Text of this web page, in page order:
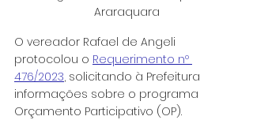
Araraquara
O vereador Rafael de Angeli
protocolou o Requerimento nº
476/2023, solicitando à Prefeitura
informações sobre o programa
Orçamento Participativo (OP).